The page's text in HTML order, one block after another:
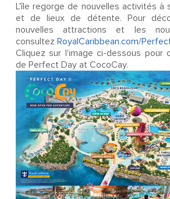
L'île regorge de nouvelles activités à
et de lieux de détente. Pour
nouvelles attractions et les
consultez RoyalCaribbean.com/
Cliquez sur l'image ci-dessous pour
de Perfect Day at CocoCay.